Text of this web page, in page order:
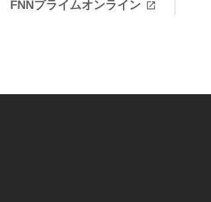
FNNプライムオンライン